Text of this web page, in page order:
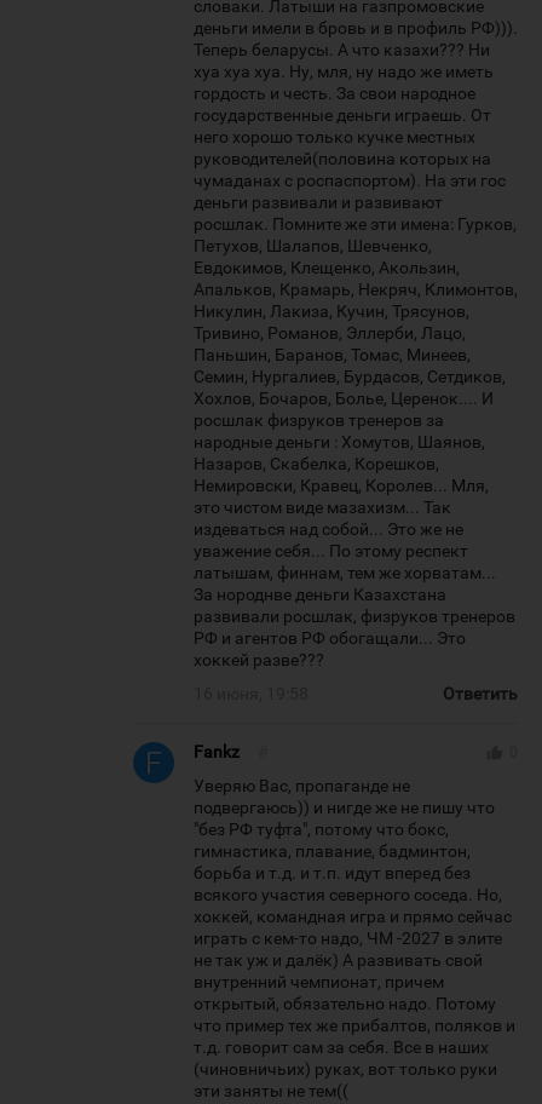
словаки. Латыши на газпромовские
деньги имели в бровь и в профиль РФ))).
Теперь беларусы. А что казахи??? Ни
хуа хуа хуа. Ну, мля, ну надо же иметь
гордость и честь. За свои народное
государственные деньги играешь. От
него хорошо только кучке местных
руководителей(половина которых на
чумаданах с роспаспортом). На эти гос
деньги развивали и развивают
росшлак. Помните же эти имена: Гурков,
Петухов, Шалапов, Шевченко,
Евдокимов, Клещенко, Акользин,
Апальков, Крамарь, Некряч, Климонтов,
Никулин, Лакиза, Кучин, Трясунов,
Тривино, Романов, Эллерби, Лацо,
Паньшин, Баранов, Томас, Минеев,
Семин, Нургалиев, Бурдасов, Сетдиков,
Хохлов, Бочаров, Болье, Церенок.... И
росшлак физруков тренеров за
народные деньги : Хомутов, Шаянов,
Назаров, Скабелка, Корешков,
Немировски, Кравец, Королев... Мля,
это чистом виде мазахизм... Так
издеваться над собой... Это же не
уважение себя... По этому респект
латышам, финнам, тем же хорватам...
За нороднве деньги Казахстана
развивали росшлак, физруков тренеров
РФ и агентов РФ обогащали... Это
хоккей разве???
Ответить
Fankz
Уверяю Вас, пропаганде не
подвергаюсь)) и нигде же не пишу что
"без РФ туфта", потому что бокс,
гимнастика, плавание, бадминтон,
борьба и т.д. и т.п. идут вперед без
всякого участия северного соседа. Но,
хоккей, командная игра и прямо сейчас
играть с кем-то надо, ЧМ -2027 в элите
не так уж и далёк) А развивать свой
внутренний чемпионат, причем
открытый, обязательно надо. Потому
что пример тех же прибалтов, поляков и
т.д. говорит сам за себя. Все в наших
(чиновничьих) руках, вот только руки
эти заняты не тем((